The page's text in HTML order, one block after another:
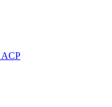
ACP